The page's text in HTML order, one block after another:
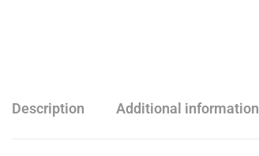
Description Additional information